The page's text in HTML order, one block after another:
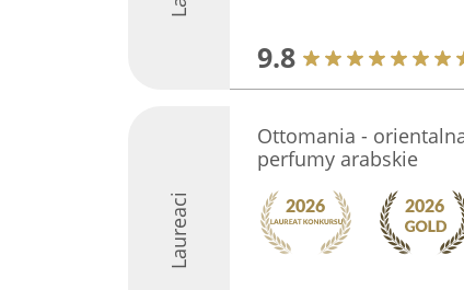
9.8
Laureaci
Ottomania -
perfumy arabskie